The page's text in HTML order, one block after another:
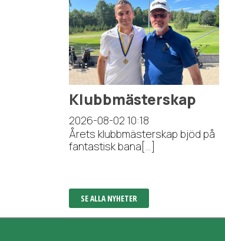
Klubbmästerskap
2026-08-02 10:18
Årets klubbmästerskap bjöd på
fantastisk bana[...]
SE ALLA NYHETER